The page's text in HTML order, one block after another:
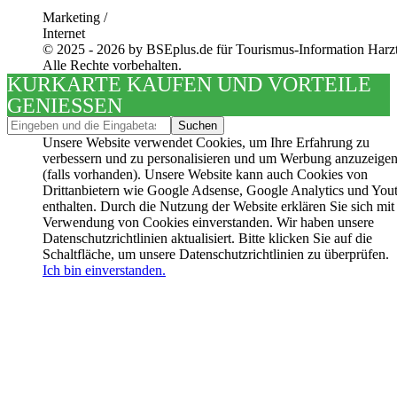
Marketing /
Internet
© 2025 - 2026 by BSEplus.de für Tourismus-Information
Alle Rechte vorbehalten.
KURKARTE KAUFEN UND VORTEILE
GENIESSEN
Unsere Website verwendet Cookies, um Ihre Erfahrung zu
verbessern und zu personalisieren und um Werbung anzuzeigen
(falls vorhanden). Unsere Website kann auch Cookies von
Drittanbietern wie Google Adsense, Google Analytics und
enthalten. Durch die Nutzung der Website erklären Sie sich mit
Verwendung von Cookies einverstanden. Wir haben unsere
Datenschutzrichtlinien aktualisiert. Bitte klicken Sie auf die
Schaltfläche, um unsere Datenschutzrichtlinien zu überprüfen.
Ich bin einverstanden.